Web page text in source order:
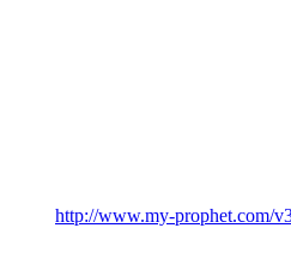
http://www.my-prophet.com/